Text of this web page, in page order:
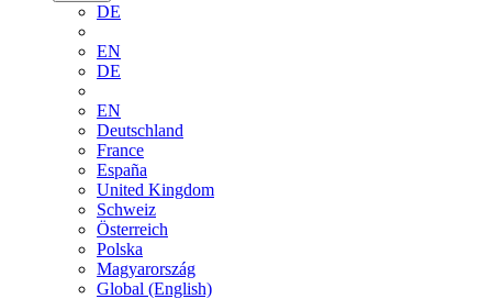
DE
EN
DE
EN
Deutschland
France
España
United Kingdom
Schweiz
Österreich
Polska
Magyarország
Global (English)